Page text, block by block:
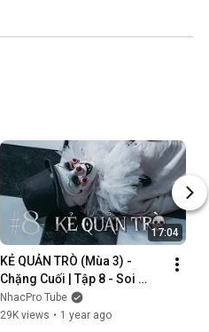
17:04
KẺ QUẢN TRÒ (Mùa 3) -
Chặng Cuối | Tập 8 - Soi
Cung | GAME CUNG HOÀNG
ĐẠO || Web Drama 2025
NhacPro Tube
29K views • 1 year ago